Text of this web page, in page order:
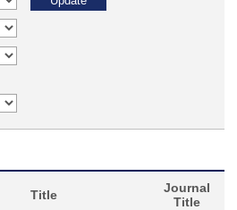
Title
Journal
Title